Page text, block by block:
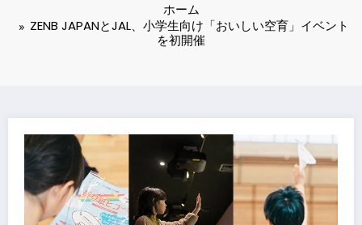
ホーム
ZENB JAPANとJAL、小学生向け「おいしい空育」イベント
を初開催